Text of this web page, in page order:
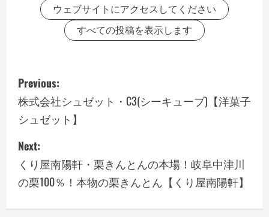
ウェブサイトにアクセスしてください
すべての投稿を表示します
P
o
s
t
n
a
Previous:
株式会社シュゼット・C3(シーキューブ)【洋菓子
シュゼット】
Next:
くり屋南陽軒・栗きんとんの本場！岐阜中津川
の栗100％！本物の栗きんとん【くり屋南陽軒】